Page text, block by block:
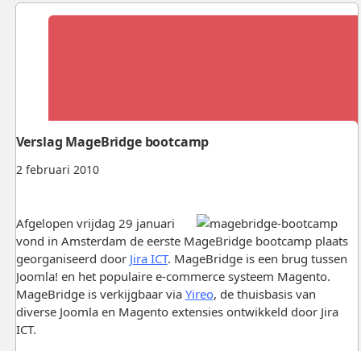
2 februari 2010
Verslag MageBridge bootcamp
Afgelopen vrijdag 29 januari
vond in Amsterdam de eerste MageBridge bootcamp plaats
georganiseerd door Jira ICT. MageBridge is een brug tussen
Joomla! en het populaire e-commerce systeem Magento.
MageBridge is verkijgbaar via Yireo, de thuisbasis van
diverse Joomla en Magento extensies ontwikkeld door Jira
ICT.